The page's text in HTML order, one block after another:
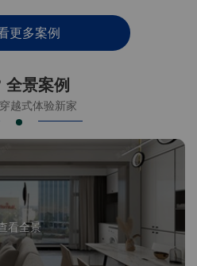
更多案例
全景案例
越式体验新家
看全景